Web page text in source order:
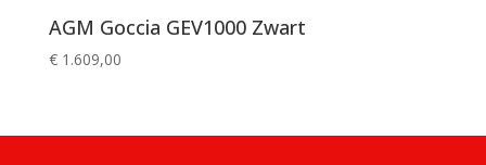
AGM Goccia GEV1000 Zwart
€1.609,00